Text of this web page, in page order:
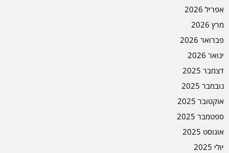
אפריל 2026
מרץ 2026
פברואר 2026
ינואר 2026
דצמבר 2025
נובמבר 2025
אוקטובר 2025
ספטמבר 2025
אוגוסט 2025
יולי 2025